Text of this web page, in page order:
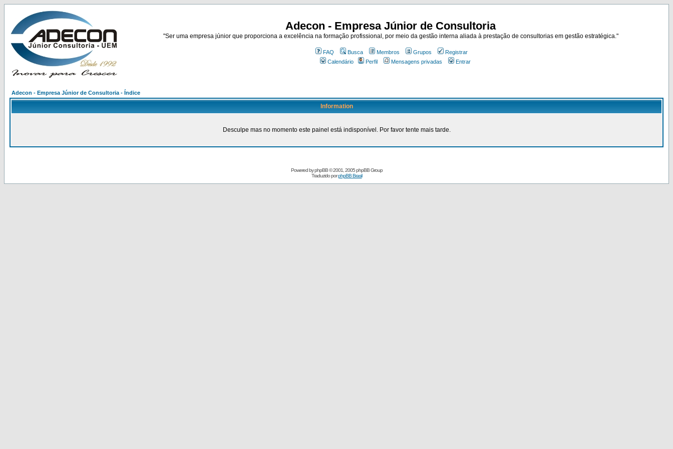
Adecon - Empresa Júnior de Consultoria
"Ser uma empresa júnior que proporciona a excelência na formação profissional, por meio da gestão interna aliada à prestação de consultorias em gestão estratégica."
FAQ Busca Membros Grupos
Registrar
Calendário
Perfil Mensagens privadas Entrar
Adecon - Empresa Júnior de Consultoria - Índice
Information
Desculpe mas no momento este painel está indisponível. Por favor tente mais tarde.
Powered byphpBB© 2001, 2005 phpBB Group
Traduzido porphpBB Brasil